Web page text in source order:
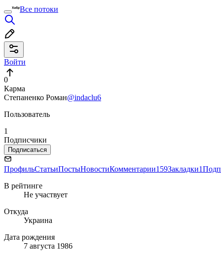
Все потоки
Войти
0
Карма
Степаненко Роман@indaclu6
Пользователь
1
Подписчики
Подписаться
ПрофильСтатьиПостыНовостиКомментарии159Закладки1
В рейтинге
Не участвует
Откуда
Украина
Дата рождения
7 августа 1986